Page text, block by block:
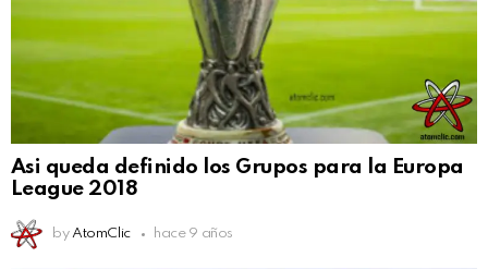
Asi queda definido los Grupos para la Europa
League 2018
by AtomClic hace 9 años